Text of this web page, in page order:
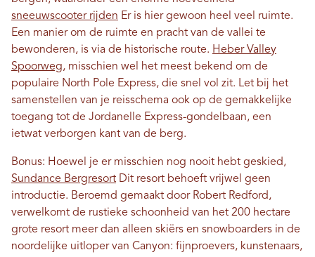
sneeuwscooter rijden Er is hier gewoon heel veel ruimte.
Een manier om de ruimte en pracht van de vallei te
bewonderen, is via de historische route. Heber Valley
Spoorweg, misschien wel het meest bekend om de
populaire North Pole Express, die snel vol zit. Let bij het
samenstellen van je reisschema ook op de gemakkelijke
toegang tot de Jordanelle Express-gondelbaan, een
ietwat verborgen kant van de berg.
Bonus: Hoewel je er misschien nog nooit hebt geskied,
Sundance Bergresort Dit resort behoeft vrijwel geen
introductie. Beroemd gemaakt door Robert Redford,
verwelkomt de rustieke schoonheid van het 200 hectare
grote resort meer dan alleen skiërs en snowboarders in de
noordelijke uitloper van Canyon: fijnproevers, kunstenaars,